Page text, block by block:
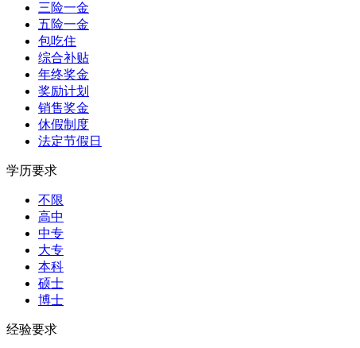
三险一金
五险一金
包吃住
综合补贴
年终奖金
奖励计划
销售奖金
休假制度
法定节假日
学历要求
不限
高中
中专
大专
本科
硕士
博士
经验要求